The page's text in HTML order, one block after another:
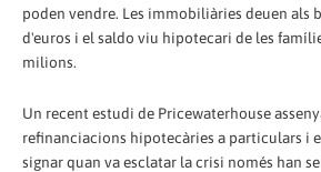
poden vendre. Les immobiliàries deuen als
d'euros i el saldo viu hipotecari de les
milions.
Un recent estudi de Pricewaterhouse
refinanciacions hipotecàries a particulars i
signar quan va esclatar la crisi només han